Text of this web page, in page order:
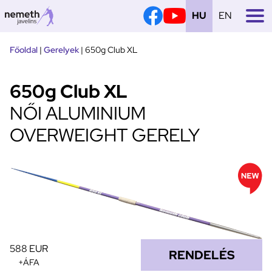
EN
HU
Főoldal | Gerelyek| 650g Club XL
650g Club XL
NŐI ALUMINIUM
OVERWEIGHT GERELY
588 EUR
+ÁFA RENDELÉS